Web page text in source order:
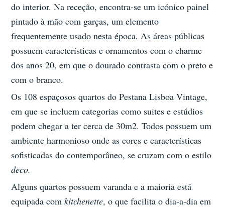
do interior. Na receção, encontra-se um icónico painel
pintado à mão com garças, um elemento
frequentemente usado nesta época. As áreas públicas
possuem características e ornamentos com o charme
dos anos 20, em que o dourado contrasta com o preto e
com o branco.
Os 108 espaçosos quartos do Pestana Lisboa Vintage,
em que se incluem categorias como suites e estúdios
podem chegar a ter cerca de 30m2. Todos possuem um
ambiente harmonioso onde as cores e características
sofisticadas do contemporâneo, se cruzam com o estilo
deco.
Alguns quartos possuem varanda e a maioria está
equipada comkitchenette, o que facilita o dia-a-dia em